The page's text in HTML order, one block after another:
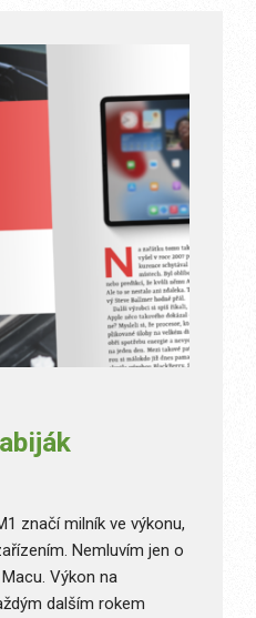
značí milník ve výkonu,
Nemluvím jen o
Výkon na
dalším rokem